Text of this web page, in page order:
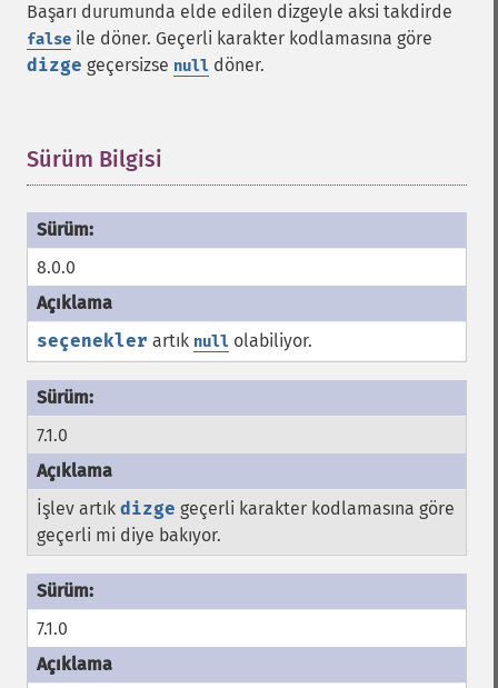
Başarı durumunda elde edilen dizgeyle aksi takdirde
false ile döner. Geçerli karakter kodlamasına göre
dizge geçersizse null döner.
Sürüm Bilgisi
8.0.0
seçenekler artık null olabiliyor.
7.1.0
İşlev artık dizge geçerli karakter kodlamasına göre
geçerli mi diye bakıyor.
7.1.0